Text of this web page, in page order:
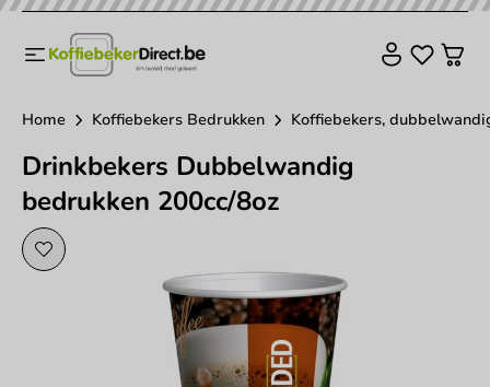
Home Koffiebekers Bedrukken Koffiebekers,
Drinkbekers Dubbelwandig
bedrukken 200cc/8oz